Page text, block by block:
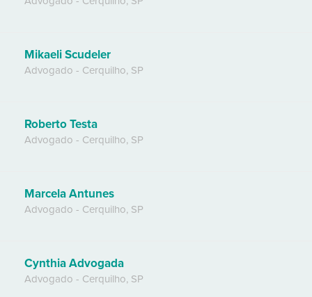
Mikaeli Scudeler
Advogado - Cerquilho, SP
Roberto Testa
Advogado - Cerquilho, SP
Marcela Antunes
Advogado - Cerquilho, SP
Cynthia Advogada
Advogado - Cerquilho, SP